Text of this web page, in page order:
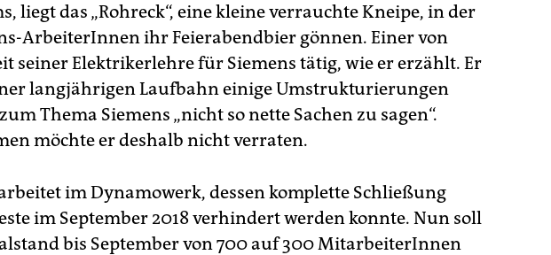
liegt das „Rohr­eck“, eine kleine verrauchte Kneipe, in der
ArbeiterInnen ihr Feierabendbier gönnen. Einer von
seiner Elektrikerlehre für Siemens tätig, wie er erzählt. Er
langjährigen Laufbahn einige Umstrukturierungen
Thema Siemens „nicht so nette Sachen zu sagen“.
möchte er deshalb nicht verraten.
im Dynamowerk, dessen komplette Schließung
im September 2018 verhindert werden konnte. Nun soll
bis September von 700 auf 300 Mitarbei­terInnen